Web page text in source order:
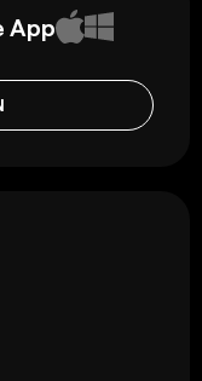
App